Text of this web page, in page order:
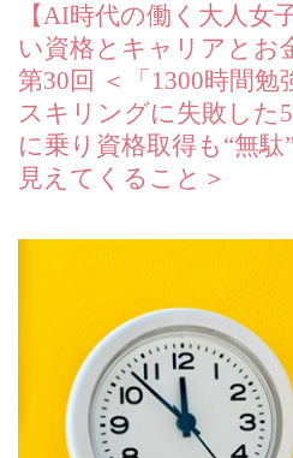
【AI時代の働く大人女
い資格とキャリアとお
第30回 ＜「1300時間勉
スキリングに失敗した
に乗り資格取得も“無
見えてくること＞